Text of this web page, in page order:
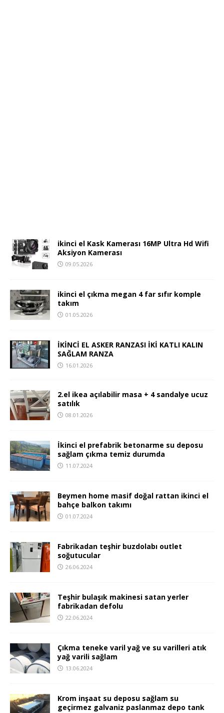
ikinci el Kask Kamerası 16MP Ultra Hd Wifi
Aksiyon Kamerası
09.05.2026
ikinci el çıkma megan 4 far sıfır komple
takım
01.05.2026
İKİNCİ EL ASKER RANZASI İKİ KATLI KALIN
SAĞLAM RANZA
16.01.2026
2.el ikea açılabilir masa + 4 sandalye ucuz
satılık
08.01.2026
İkinci el prefabrik betonarme su deposu
sağlam çıkma temiz durumda
11.07.2024
Beymen home masif doğal rattan ikinci el
bahçe balkon takımı
01.07.2024
Fabrikadan teşhir buzdolabı outlet
soğutucular
26.06.2024
Teşhir bulaşık makinesi satan yerler
fabrikadan defolu
22.06.2024
Çıkma teneke varil yağ ve su varilleri atık
yağ varili sağlam
13.06.2024
Krom inşaat su deposu sağlam su
geçirmez galvaniz paslanmaz depo tank